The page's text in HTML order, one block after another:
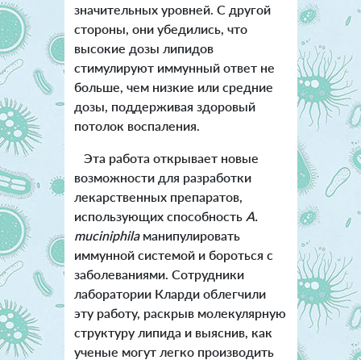
значительных уровней. С другой
стороны, они убедились, что
высокие дозы липидов
стимулируют иммунный ответ не
больше, чем низкие или средние
дозы, поддерживая здоровый
потолок воспаления.
Эта работа открывает новые
возможности для разработки
лекарственных препаратов,
использующих способность A.
muciniphila манипулировать
иммунной системой и бороться с
заболеваниями. Сотрудники
лаборатории Кларди облегчили
эту работу, раскрыв молекулярную
структуру липида и выяснив, как
ученые могут легко производить